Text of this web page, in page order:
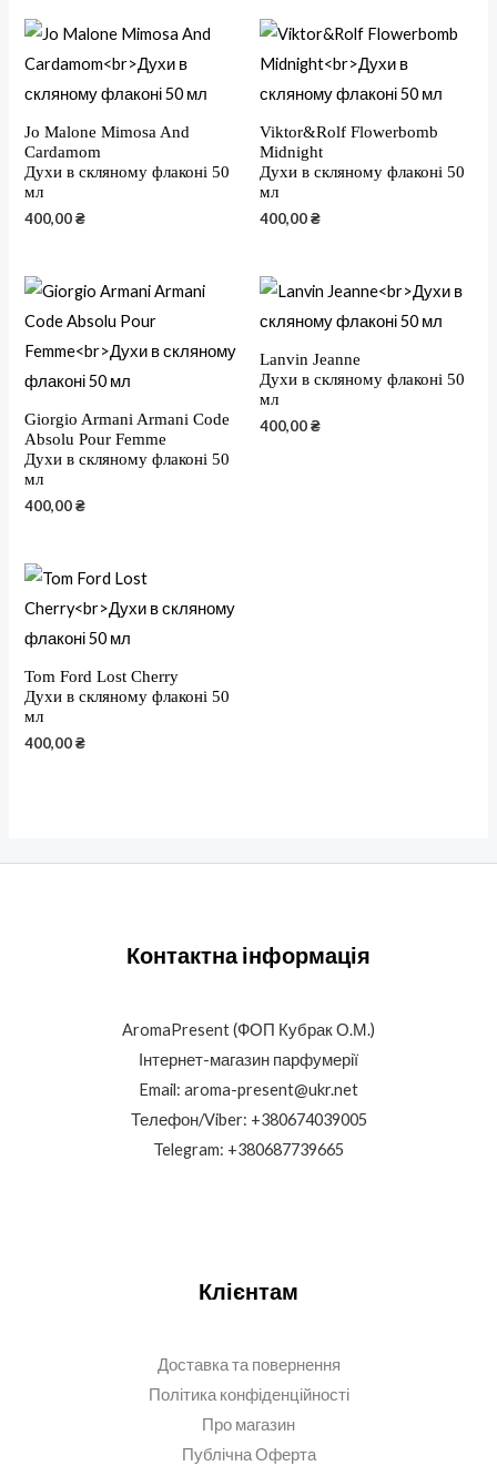
Jo Malone Mimosa And
Cardamom
Духи в скляному флаконі 50
мл
400,00₴
Viktor&Rolf Flowerbomb
Midnight
Духи в скляному флаконі 50
мл
400,00₴
Giorgio Armani Armani Code
Absolu Pour Femme
Духи в скляному флаконі 50
мл
400,00₴
Lanvin Jeanne
Духи в скляному флаконі 50
мл
400,00₴
Tom Ford Lost Cherry
Духи в скляному флаконі 50
мл
400,00₴
Контактна інформація
AromaPresent (ФОП Кубрак О.М.)
Інтернет-магазин парфумерії
Email: aroma-present@ukr.net
Телефон/Viber: +380674039005
Telegram: +380687739665
Клієнтам
Доставка та повернення
Політика конфіденційності
Про магазин
Публічна Оферта